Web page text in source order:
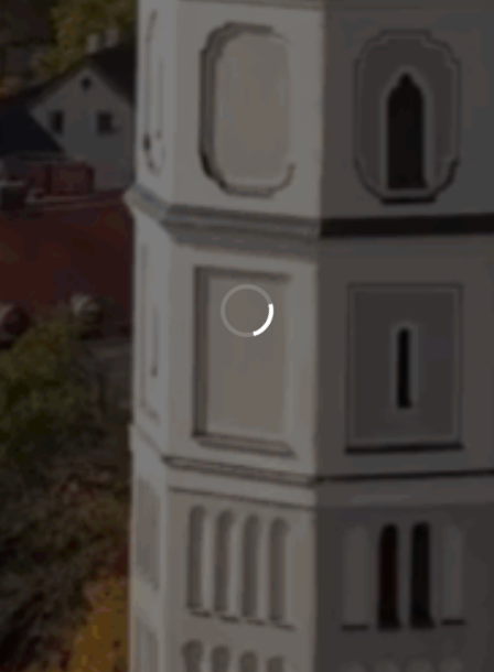
Neuer Preis Wanderführer
"Spaziergänge und Rundwege"
Wanderführer "Spaziergänge und Rundwege"
zum neuen Preis von 1€